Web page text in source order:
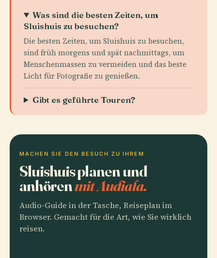
Was sind die besten Zeiten, um
Sluishuis zu besuchen?
Die besten Zeiten, um Sluishuis zu besuchen,
sind früh morgens und spät nachmittags, um
Menschenmassen zu vermeiden und das beste
Licht für Fotografie zu genießen.
Gibt es geführte Touren?
MACHEN SIE DEN BESUCH ZU IHREM
Sluishuis planen und
anhörenmit Audiala.
Audio-Guide in der Tasche, Reiseplan im
Browser. Gemacht für die Art, wie Sie wirklich
reisen.